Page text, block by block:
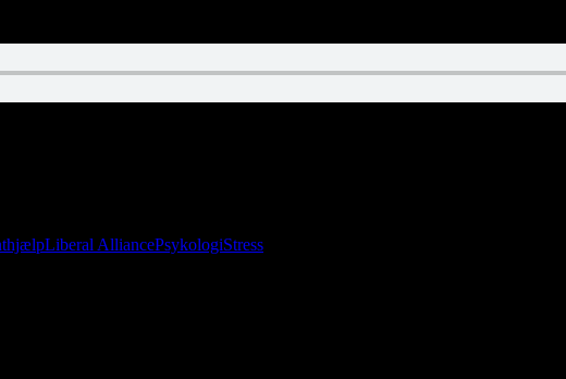
Liberal AlliancePsykologiStress